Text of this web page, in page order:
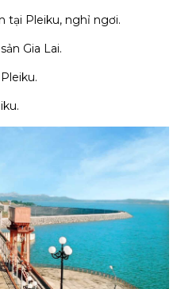
tại Pleiku, nghỉ ngơi.
Gia Lai.